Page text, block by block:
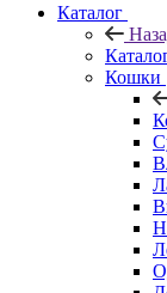
Каталог
Кошки